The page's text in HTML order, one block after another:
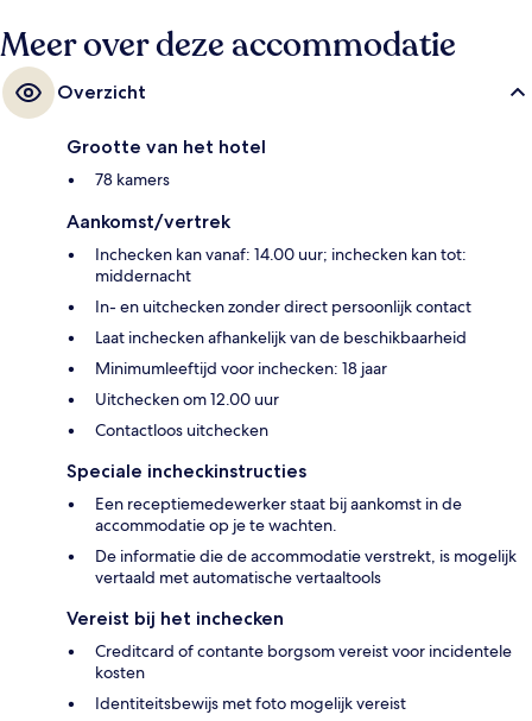
Meer over deze accommodatie
Overzicht
Grootte van het hotel
78 kamers
Aankomst/vertrek
Inchecken kan vanaf: 14.00 uur; inchecken kan tot:
middernacht
In- en uitchecken zonder direct persoonlijk contact
Laat inchecken afhankelijk van de beschikbaarheid
Minimumleeftijd voor inchecken: 18 jaar
Uitchecken om 12.00 uur
Contactloos uitchecken
Speciale incheckinstructies
Een receptiemedewerker staat bij aankomst in de
accommodatie op je te wachten.
De informatie die de accommodatie verstrekt, is mogelijk
vertaald met automatische vertaaltools
Vereist bij het inchecken
Creditcard of contante borgsom vereist voor incidentele
kosten
Identiteitsbewijs met foto mogelijk vereist